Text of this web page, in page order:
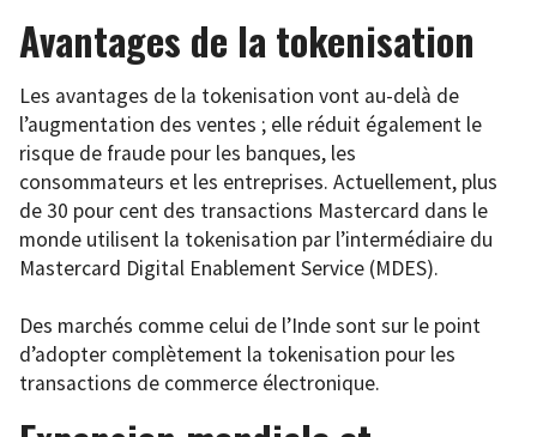
Avantages de la tokenisation
Les avantages de la tokenisation vont au-delà de
l’augmentation des ventes ; elle réduit également le
risque de fraude pour les banques, les
consommateurs et les entreprises. Actuellement, plus
de 30 pour cent des transactions Mastercard dans le
monde utilisent la tokenisation par l’intermédiaire du
Mastercard Digital Enablement Service (MDES).
Des marchés comme celui de l’Inde sont sur le point
d’adopter complètement la tokenisation pour les
transactions de commerce électronique.